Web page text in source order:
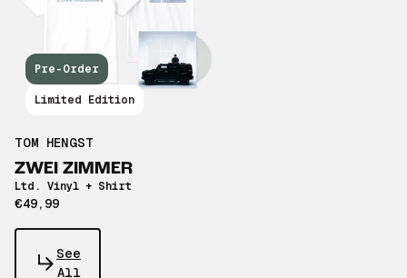
Pre-Order
Limited Edition
TOM HENGST
ZWEI ZIMMER
Ltd. Vinyl + Shirt
€49,99
See
All